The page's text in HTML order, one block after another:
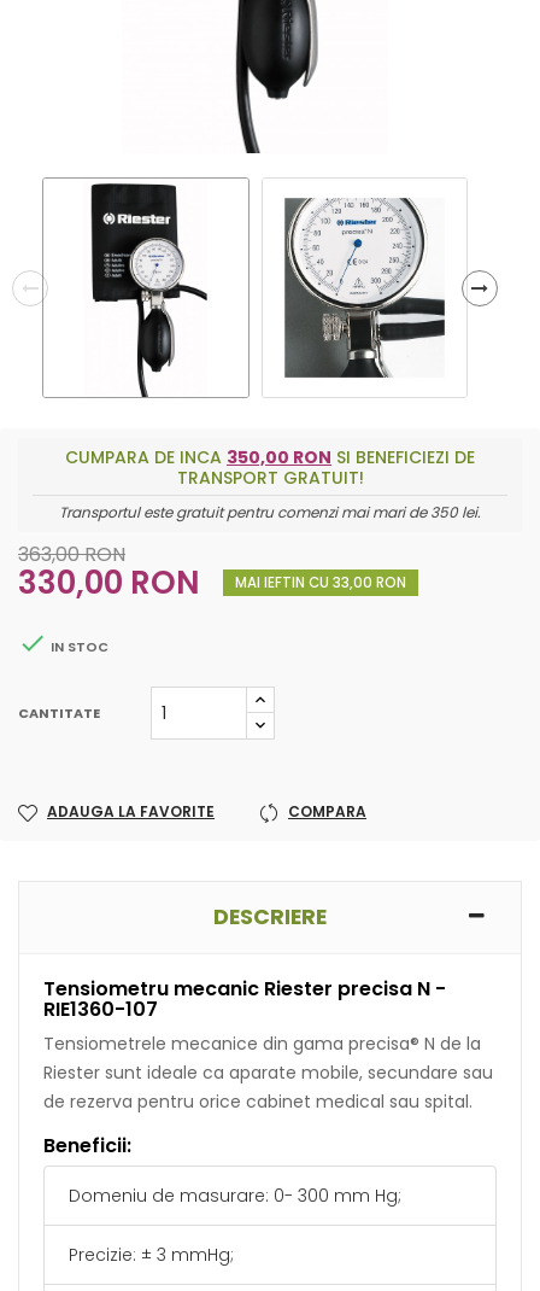
CUMPARA DE INCA 350,00 RON SI BENEFICIEZI DE
TRANSPORT GRATUIT!
Transportul este gratuit pentru comenzi mai mari de 350 lei.
363,00 RON
330,00 RON MAI IEFTIN CU 33,00 RON
 IN STOC
CANTITATE
ADAUGA LA FAVORITE COMPARA
DESCRIERE
Tensiometru mecanic Riester precisa N -
RIE1360-107
Tensiometrele mecanice din gama precisa® N de la
Riester sunt ideale ca aparate mobile, secundare sau
de rezerva pentru orice cabinet medical sau spital.
Beneficii:
Domeniu de masurare: 0- 300 mm Hg;
Precizie: ± 3 mmHg;